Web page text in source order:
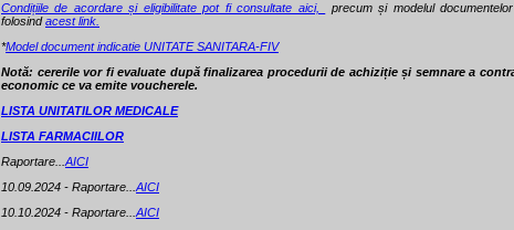
Condițiile de acordare și eligibilitate pot fi consultate aici,
precum și modelul
folosindacest link.
*Model document indicatie UNITATE SANITARA-FIV
Notă: cererile vor fi evaluate după finalizarea procedurii de achiziție și semnare a
economic ce va emite voucherele.
LISTA UNITATILOR MEDICALE
LISTA FARMACIILOR
Raportare... AICI
10.09.2024 - Raportare... AICI
10.10.2024 - Raportare... AICI